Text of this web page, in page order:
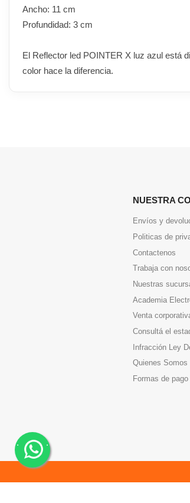
Ancho: 11 cm
Profundidad: 3 cm
El Reflector led POINTER X luz azul está
color hace la diferencia.
NUESTRA
Envíos y
Politicas de
Contactenos
Trabaja con
Nuestras
Academia
Venta
Consultá el
Infracción Ley
Quienes Somos
Formas de pago
. .